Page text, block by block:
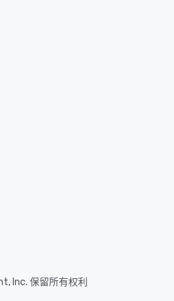
Inc. 保留所有权利